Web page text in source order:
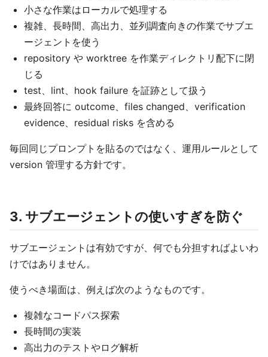
小さな作業はローカルで処理する
複雑、長時間、高出力、並列調査向きの作業でサブエ
ージェントを使う
repository や worktree を作業ディレクトリ配下に閉
じる
test、lint、hook failure を証跡として扱う
最終回答に outcome、files changed、verification
evidence、residual risks を含める
毎回同じプロンプトを貼るのではなく、運用ルールとして
version 管理する方針です。
3. サブエージェントの使いすぎを防ぐ
サブエージェントは有効ですが、何でも分担すればよいわ
けではありません。
使うべき場面は、例えば次のようなものです。
複雑なコードパス探索
長時間の実装
高出力のテストやログ解析